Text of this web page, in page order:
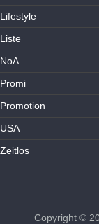
Lifestyle
Liste
NoA
Promi
Promotion
USA
Zeitlos
Copyright ©